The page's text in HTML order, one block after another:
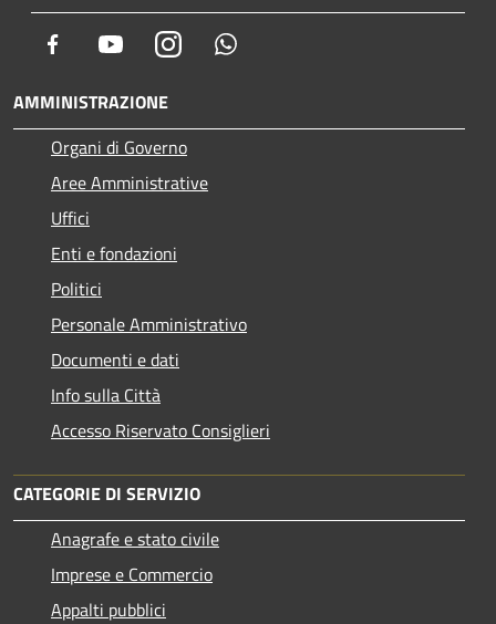
Facebook YoutubeInstagram
AMMINISTRAZIONE
Organi di Governo
Aree Amministrative
Uffici
Enti e fondazioni
Politici
Personale Amministrativo
Documenti e dati
Info sulla Città
Accesso Riservato Consiglieri
CATEGORIE DI SERVIZIO
Anagrafe e stato civile
Imprese e Commercio
Appalti pubblici